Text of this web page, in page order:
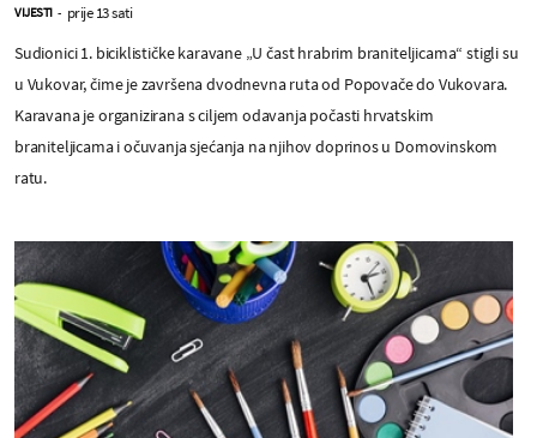
VIJESTI - prije 13 sati
Sudionici 1. biciklističke karavane „U čast hrabrim braniteljicama“ stigli su
u Vukovar, čime je završena dvodnevna ruta od Popovače do Vukovara.
Karavana je organizirana s ciljem odavanja počasti hrvatskim
braniteljicama i očuvanja sjećanja na njihov doprinos u Domovinskom
ratu.